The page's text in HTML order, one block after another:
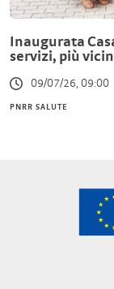
Inaugurata
servizi, più
09/07/26, 09:00
PNRR SALUTE